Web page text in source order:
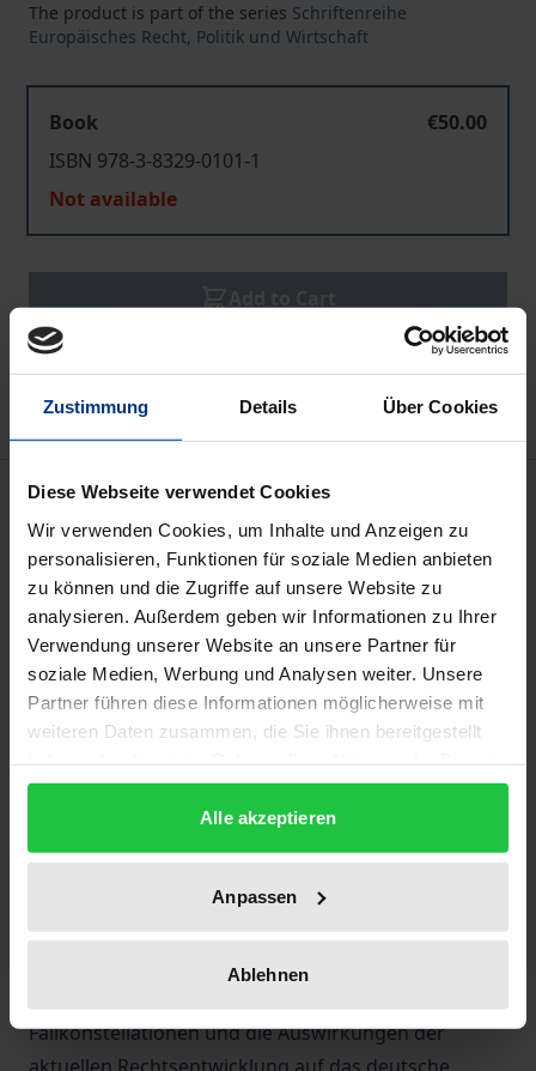
Zustimmung Details Über Cookies
Diese Webseite verwendet Cookies
Wir verwenden Cookies, um Inhalte und Anzeigen zu
personalisieren, Funktionen für soziale Medien anbieten
zu können und die Zugriffe auf unsere Website zu
analysieren. Außerdem geben wir Informationen zu Ihrer
Verwendung unserer Website an unsere Partner für
soziale Medien, Werbung und Analysen weiter. Unsere
Partner führen diese Informationen möglicherweise mit
weiteren Daten zusammen, die Sie ihnen bereitgestellt
gesammelt haben.
Alle akzeptieren
Anpassen
Ablehnen
The product is part of the series Schriftenreihe
Europäisches Recht, Politik und Wirtschaft
Book
€50.00
ISBN 978-3-8329-0101-1
Not available
Add to Wish List
Delivery cost notice
Description
Die Dissertation »Die Gewährleistungspflicht der
Mitgliedstaaten zur Aufrechterhaltung des
Binnenmarktes« fasst die Rechtsprechung des
EuGHs zu den Straßenblockaden französischer
Landwirte zusammen. Die Arbeit untersucht, ob
nicht-staatliche Handelshemmnisse eine
rechtlichen Ausgangssituation und einer
Gegenüberstellung der Schutzpflichtkonstellationen
im deutschen und europäischen Recht widmet sich
die Arbeit der dogmatischen Verankerung einer
binnenmarktrechtlichen Schutzpflicht im EG-
Fallkonstellationen und die Auswirkungen der